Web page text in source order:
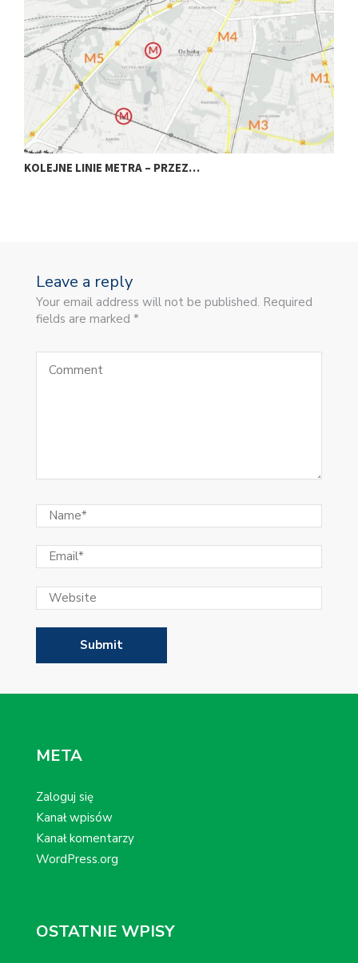
KOLEJNE LINIE METRA – PRZEZ…
Leave a reply
Your email address will not be published. Required
fields are marked *
META
Zaloguj się
Kanał wpisów
Kanał komentarzy
WordPress.org
OSTATNIE WPISY